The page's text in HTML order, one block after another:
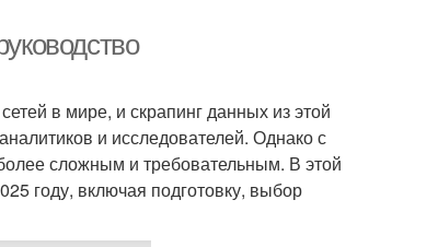
в мире, и скрапинг данных из этой
и исследователей. Однако с
сложным и требовательным. В этой
году, включая подготовку, выбор